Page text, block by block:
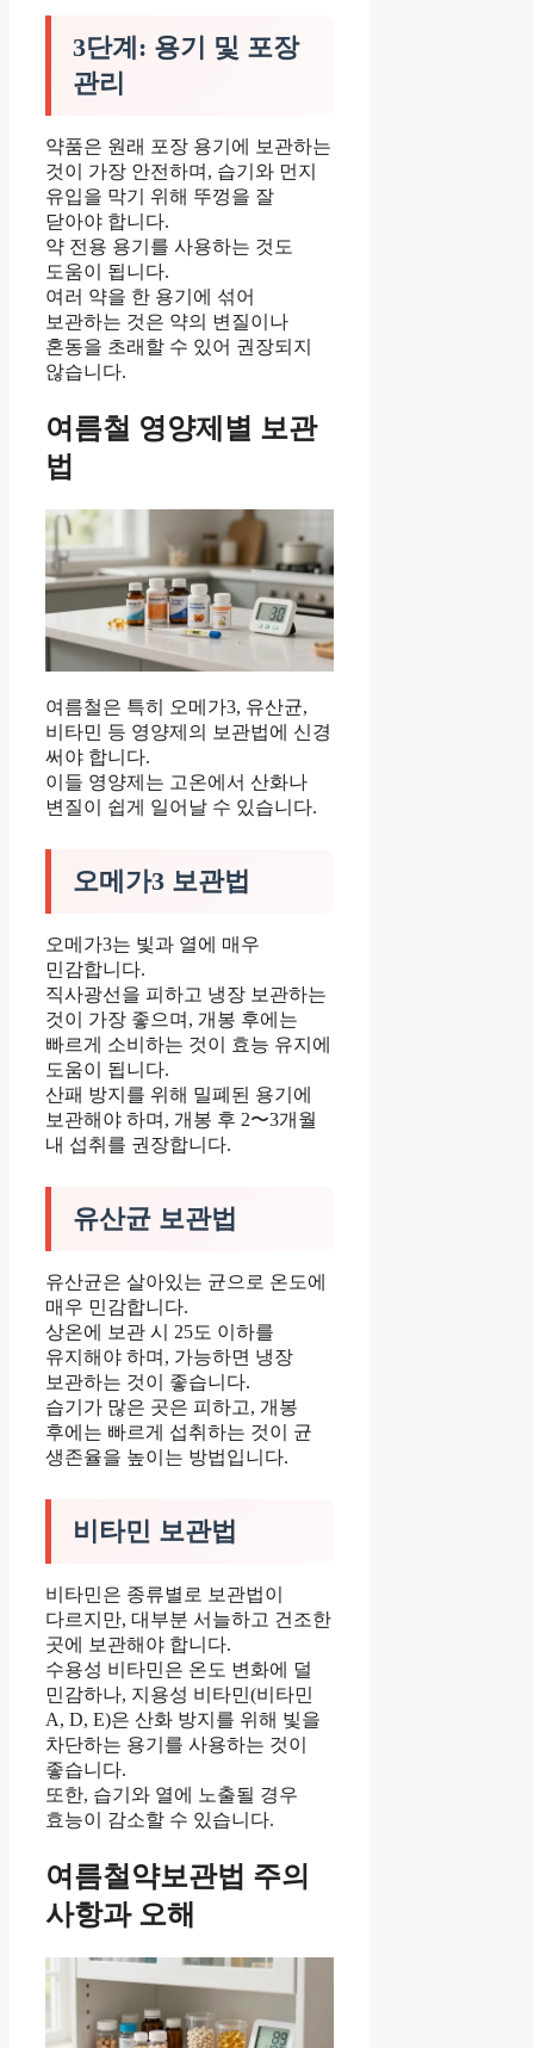
3단계: 용기 및 포장
관리
약품은 원래 포장 용기에 보관하는
것이 가장 안전하며, 습기와 먼지
유입을 막기 위해 뚜껑을 잘
닫아야 합니다.
약 전용 용기를 사용하는 것도
도움이 됩니다.
여러 약을 한 용기에 섞어
보관하는 것은 약의 변질이나
혼동을 초래할 수 있어 권장되지
않습니다.
여름철 영양제별 보관
법
여름철은 특히 오메가3, 유산균,
비타민 등 영양제의 보관법에 신경
써야 합니다.
이들 영양제는 고온에서 산화나
변질이 쉽게 일어날 수 있습니다.
오메가3 보관법
오메가3는 빛과 열에 매우
민감합니다.
직사광선을 피하고 냉장 보관하는
것이 가장 좋으며, 개봉 후에는
빠르게 소비하는 것이 효능 유지에
도움이 됩니다.
산패 방지를 위해 밀폐된 용기에
보관해야 하며, 개봉 후 2〜3개월
내 섭취를 권장합니다.
유산균 보관법
유산균은 살아있는 균으로 온도에
매우 민감합니다.
상온에 보관 시 25도 이하를
유지해야 하며, 가능하면 냉장
보관하는 것이 좋습니다.
습기가 많은 곳은 피하고, 개봉
후에는 빠르게 섭취하는 것이 균
생존율을 높이는 방법입니다.
비타민 보관법
비타민은 종류별로 보관법이
다르지만, 대부분 서늘하고 건조한
곳에 보관해야 합니다.
수용성 비타민은 온도 변화에 덜
민감하나, 지용성 비타민(비타민
A, D, E)은 산화 방지를 위해 빛을
차단하는 용기를 사용하는 것이
좋습니다.
또한, 습기와 열에 노출될 경우
효능이 감소할 수 있습니다.
여름철약보관법 주의
사항과 오해